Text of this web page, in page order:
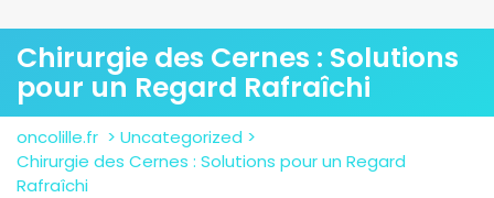
Chirurgie des Cernes : Solutions
pour un Regard Rafraîchi
oncolille.fr > Uncategorized >
Chirurgie des Cernes : Solutions pour un Regard
Rafraîchi